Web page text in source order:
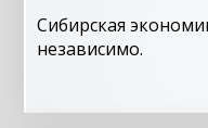
Сибирская
независимо.